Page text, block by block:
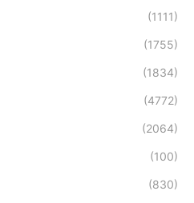
(1111)
(1755)
(1834)
(4772)
(2064)
(100)
(830)